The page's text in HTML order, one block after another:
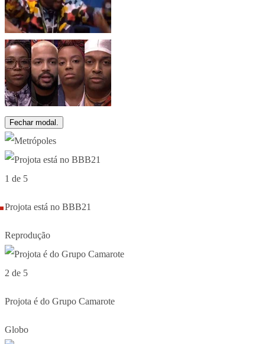
Fechar modal.
1 de 5
Projota está no BBB21
Reprodução
2 de 5
Projota é do Grupo Camarote
Globo